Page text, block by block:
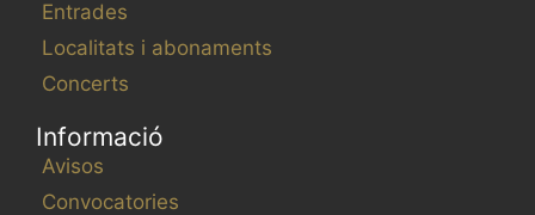
Entrades
Localitats i abonaments
Concerts
Informació
Avisos
Convocatories